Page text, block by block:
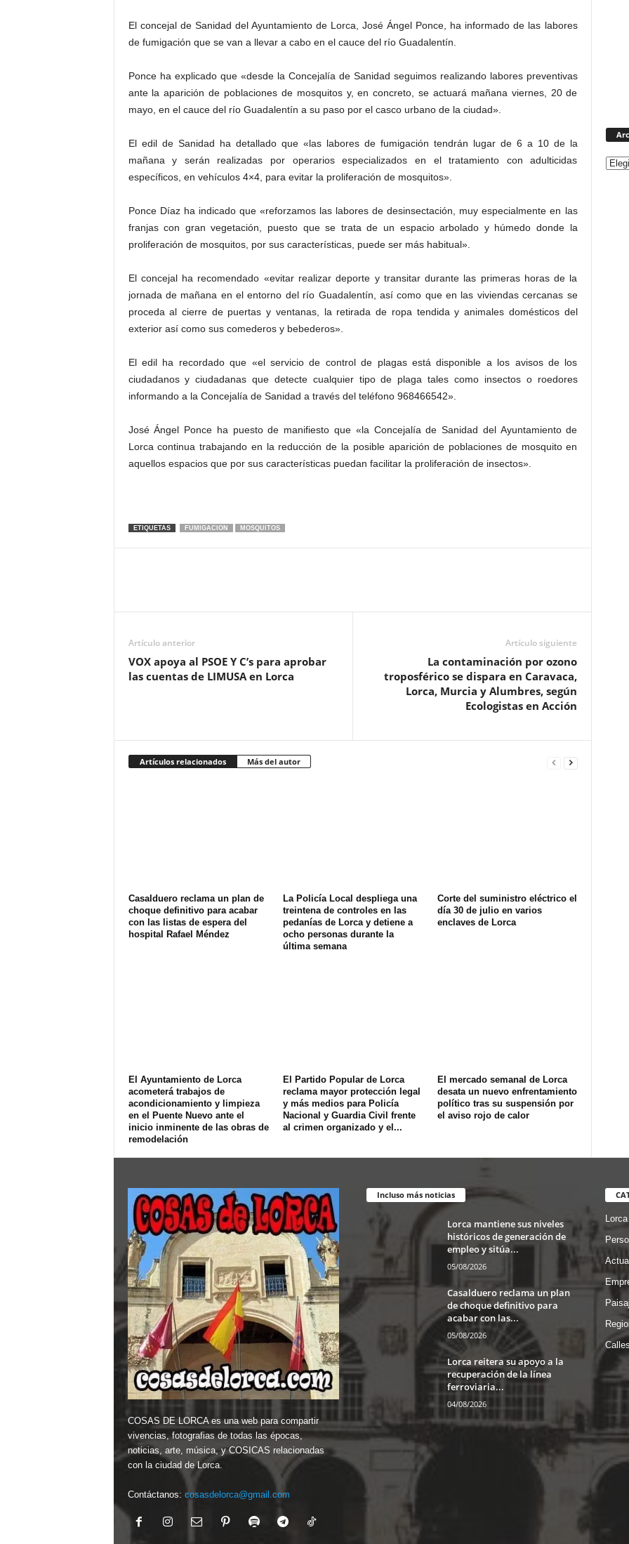
El concejal de Sanidad del Ayuntamiento de Lorca, José Ángel Ponce, ha informado de las labores
de fumigación que se van a llevar a cabo en el cauce del río Guadalentín.
Ponce ha explicado que «desde la Concejalía de Sanidad seguimos realizando labores preventivas
ante la aparición de poblaciones de mosquitos y, en concreto, se actuará mañana viernes, 20 de
mayo, en el cauce del río Guadalentín a su paso por el casco urbano de la ciudad».
El edil de Sanidad ha detallado que «las labores de fumigación tendrán lugar de 6 a 10 de la
mañana y serán realizadas por operarios especializados en el tratamiento con adulticidas
específicos, en vehículos 4×4, para evitar la proliferación de mosquitos».
Ponce Díaz ha indicado que «reforzamos las labores de desinsectación, muy especialmente en las
franjas con gran vegetación, puesto que se trata de un espacio arbolado y húmedo donde la
proliferación de mosquitos, por sus características, puede ser más habitual».
El concejal ha recomendado «evitar realizar deporte y transitar durante las primeras horas de la
jornada de mañana en el entorno del río Guadalentín, así como que en las viviendas cercanas se
proceda al cierre de puertas y ventanas, la retirada de ropa tendida y animales domésticos del
exterior así como sus comederos y bebederos».
El edil ha recordado que «el servicio de control de plagas está disponible a los avisos de los
ciudadanos y ciudadanas que detecte cualquier tipo de plaga tales como insectos o roedores
informando a la Concejalía de Sanidad a través del teléfono 968466542».
José Ángel Ponce ha puesto de manifiesto que «la Concejalía de Sanidad del Ayuntamiento de
Lorca continua trabajando en la reducción de la posible aparición de poblaciones de mosquito en
aquellos espacios que por sus características puedan facilitar la proliferación de insectos».
ETIQUETAS FUMIGACION MOSQUITOS
Artículo anterior
VOX apoya al PSOE Y C’s para aprobar
las cuentas de LIMUSA en Lorca
Artículo siguiente
La contaminación por ozono
troposférico se dispara en Caravaca,
Lorca, Murcia y Alumbres, según
Ecologistas en Acción
Artículos relacionados Más del autor
Casalduero reclama un plan de
choque definitivo para acabar
con las listas de espera del
hospital Rafael Méndez
La Policía Local despliega una
treintena de controles en las
pedanías de Lorca y detiene a
ocho personas durante la
última semana
Corte del suministro eléctrico el
día 30 de julio en varios
enclaves de Lorca
El Ayuntamiento de Lorca
acometerá trabajos de
acondicionamiento y limpieza
en el Puente Nuevo ante el
inicio inminente de las obras de
remodelación
El Partido Popular de Lorca
reclama mayor protección legal
y más medios para Policía
Nacional y Guardia Civil frente
al crimen organizado y el...
El mercado semanal de Lorca
desata un nuevo enfrentamiento
político tras su suspensión por
el aviso rojo de calor
COSAS DE LORCA es una web para compartir
vivencias, fotografias de todas las épocas,
noticias, arte, música, y COSICAS relacionadas
con la ciudad de Lorca.
Contáctanos: cosasdelorca@gmail.com
Incluso más noticias
Lorca mantiene sus niveles
históricos de generación de
empleo y sitúa...
05/08/2026
Casalduero reclama un plan
de choque definitivo para
acabar con las...
05/08/2026
Lorca reitera su apoyo a la
recuperación de la línea
ferroviaria...
04/08/2026
Lorca